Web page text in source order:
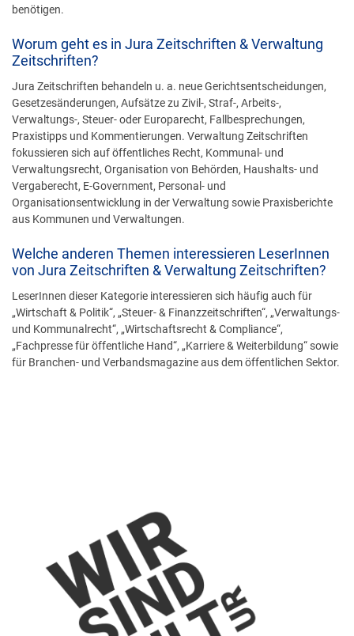
benötigen.
Worum geht es in Jura Zeitschriften & Verwaltung
Zeitschriften?
Jura Zeitschriften behandeln u. a. neue Gerichtsentscheidungen,
Gesetzesänderungen, Aufsätze zu Zivil-, Straf-, Arbeits-,
Verwaltungs-, Steuer- oder Europarecht, Fallbesprechungen,
Praxistipps und Kommentierungen. Verwaltung Zeitschriften
fokussieren sich auf öffentliches Recht, Kommunal- und
Verwaltungsrecht, Organisation von Behörden, Haushalts- und
Vergaberecht, E-Government, Personal- und
Organisationsentwicklung in der Verwaltung sowie Praxisberichte
aus Kommunen und Verwaltungen.
Welche anderen Themen interessieren LeserInnen
von Jura Zeitschriften & Verwaltung Zeitschriften?
LeserInnen dieser Kategorie interessieren sich häufig auch für
„Wirtschaft & Politik“, „Steuer- & Finanzzeitschriften“, „Verwaltungs-
und Kommunalrecht“, „Wirtschaftsrecht & Compliance“,
„Fachpresse für öffentliche Hand“, „Karriere & Weiterbildung“ sowie
für Branchen- und Verbandsmagazine aus dem öffentlichen Sektor.